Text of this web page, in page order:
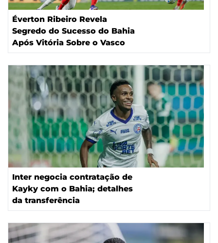
Éverton Ribeiro Revela
Segredo do Sucesso do Bahia
Após Vitória Sobre o Vasco
Inter negocia contratação de
Kayky com o Bahia; detalhes
da transferência